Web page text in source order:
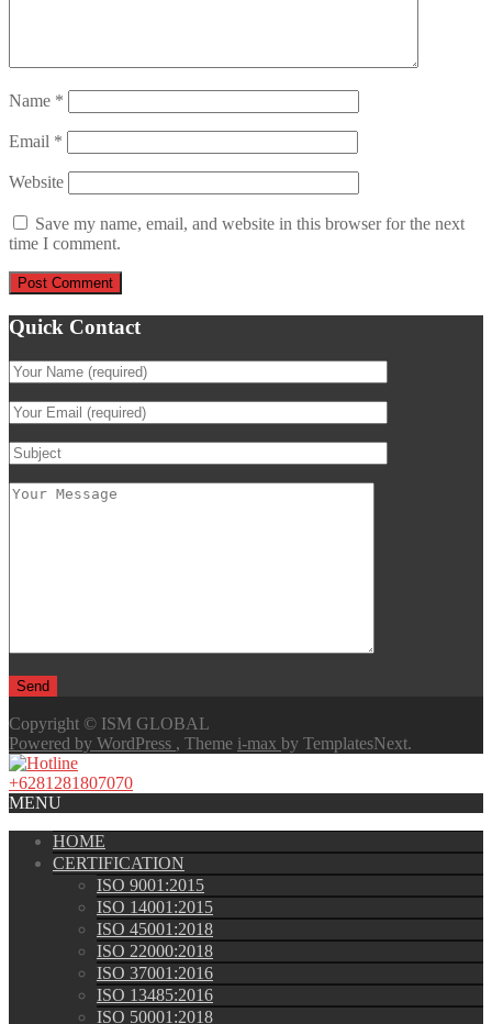
Name *
Email *
Website
Save my name, email, and website in this browser for the next
time I comment.
Quick Contact
Copyright © ISM GLOBAL
Powered by WordPress , Theme i-max by TemplatesNext.
+6281281807070
MENU
HOME
CERTIFICATION
ISO 9001:2015
ISO 14001:2015
ISO 45001:2018
ISO 22000:2018
ISO 37001:2016
ISO 13485:2016
ISO 50001:2018